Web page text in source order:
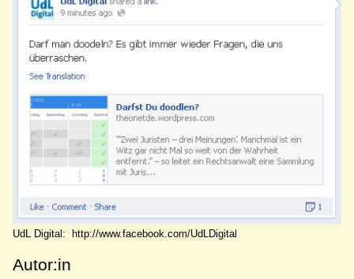
UdL Digital: http://www.facebook.com/UdLDigital
Autor:in